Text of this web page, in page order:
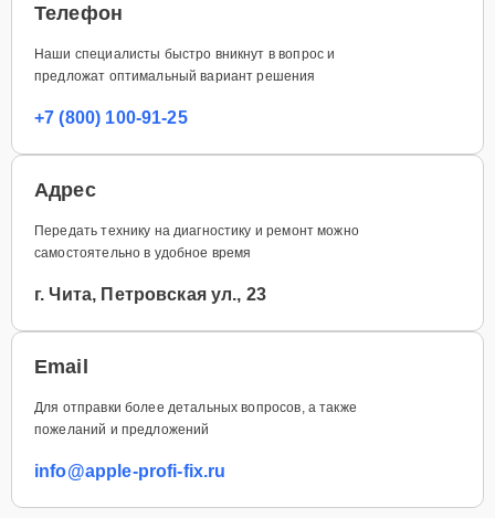
Телефон
Наши специалисты быстро вникнут в вопрос и
предложат оптимальный вариант решения
+7 (800) 100-91-25
Адрес
Передать технику на диагностику и ремонт можно
самостоятельно в удобное время
г. Чита, Петровская ул., 23
Email
Для отправки более детальных вопросов, а также
пожеланий и предложений
info@apple-profi-fix.ru